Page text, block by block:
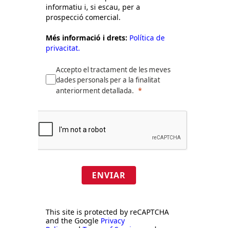
informatiu i, si escau, per a
prospecció comercial.
Més informació i drets: Política de
privacitat.
Accepto el tractament de les meves
dades personals per a la finalitat
anteriorment detallada.
ENVIAR
This site is protected by reCAPTCHA
and the Google Privacy